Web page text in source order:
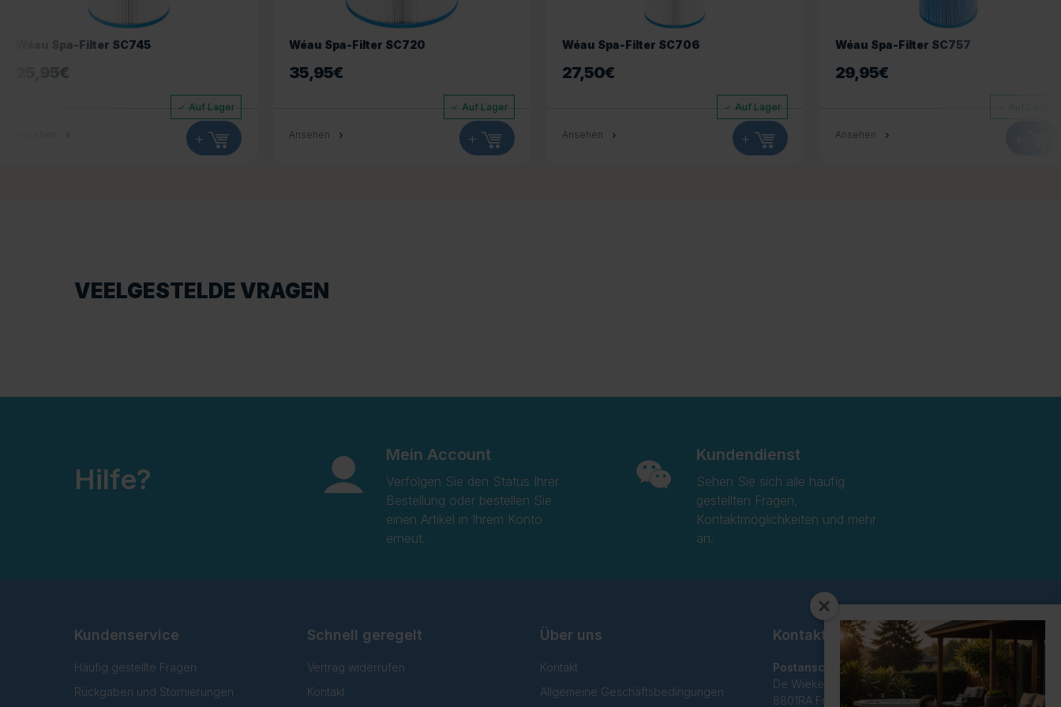
Wéau Spa-Filter SC745
25,95€
Auf Lager
+
Wéau Spa-Filter SC720
35,95€
Auf Lager
Ansehen +
Wéau Spa-Filter SC706
27,50€
Auf Lager
Ansehen +
Wéau Spa-Filter SC757
29,95€
Ansehen
VEELGESTELDE VRAGEN
Hilfe?
Mein Account
Verfolgen Sie den Status Ihrer
Bestellung oder bestellen Sie
einen Artikel in Ihrem Konto
erneut.
Kundendienst
Sehen Sie sich alle häufig
gestellten Fragen,
Kontaktmöglichkeiten und mehr
an.
Kundenservice
Häufig gestellte Fragen
Rückgaben und Stornierungen
Schnell geregelt
Vertrag widerrufen
Kontakt
Über uns
Kontakt
Allgemeine Geschäftsbedingungen
Kontakt
Postanschrift
De Wieken 29C
8801RA Franeker